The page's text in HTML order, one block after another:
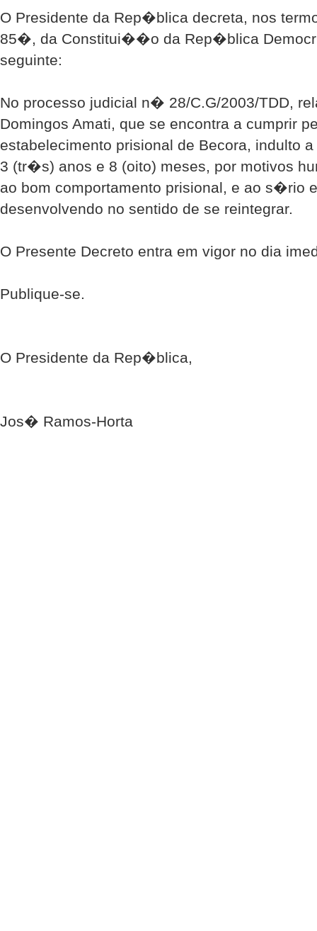
O Presidente da Rep�blica decreta, nos
85�, da Constitui��o da Rep�blica
seguinte:
No processo judicial n� 28/C.G/2003/TDD,
Domingos Amati, que se encontra a cumprir
estabelecimento prisional de Becora, indulto
3 (tr�s) anos e 8 (oito) meses, por motivos
ao bom comportamento prisional, e ao s�rio
desenvolvendo no sentido de se reintegrar.
O Presente Decreto entra em vigor no dia
Publique-se.
O Presidente da Rep�blica,
Jos� Ramos-Horta